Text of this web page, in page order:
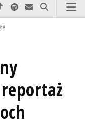
do nas zadzwoń
na Facebook-u
nas na Xnas na Instagram-ie
Odwiedź nas na TikTok-u
Szukaj nas na Spotify
Wyślij do nas
Szukaj